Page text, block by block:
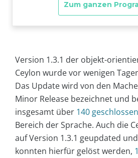
Version 1.3.1 der objekt-
Ceylon wurde vor wenigen
Das Update wird von den
Minor Release bezeichnet und
insgesamt über 140
Bereich der Sprache. Auch die
auf Version 1.3.1 geupdated und
konnten hierfür gelöst werden,